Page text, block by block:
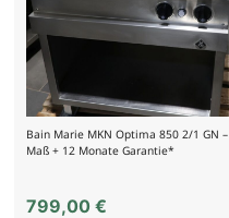
Bain Marie MKN Optima 850 2/1 GN –
Maß + 12 Monate Garantie*
799,00 €